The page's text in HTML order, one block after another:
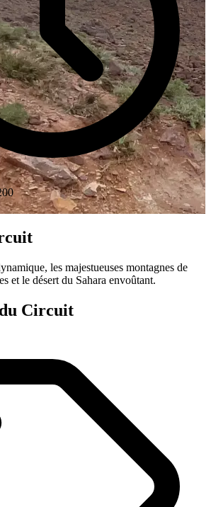
les majestueuses montagnes de
et le désert du Sahara envoûtant.
Circuit